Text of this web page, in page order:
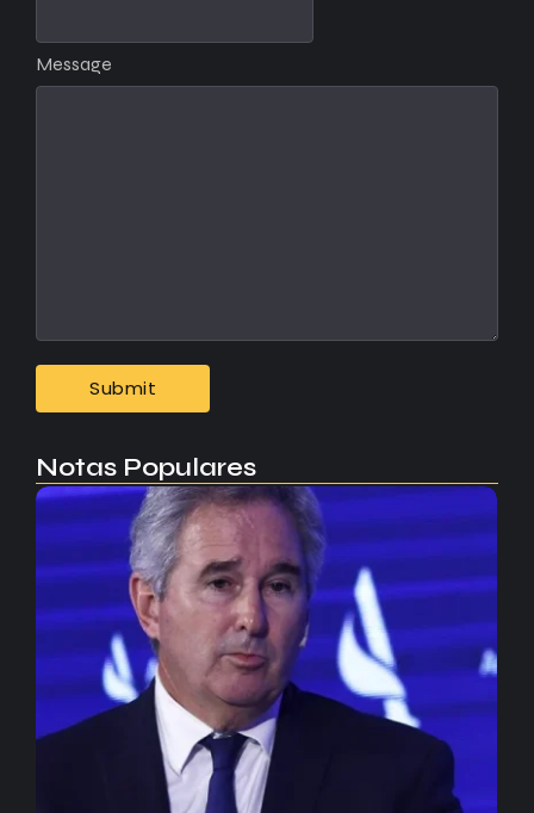
Message
Notas Populares